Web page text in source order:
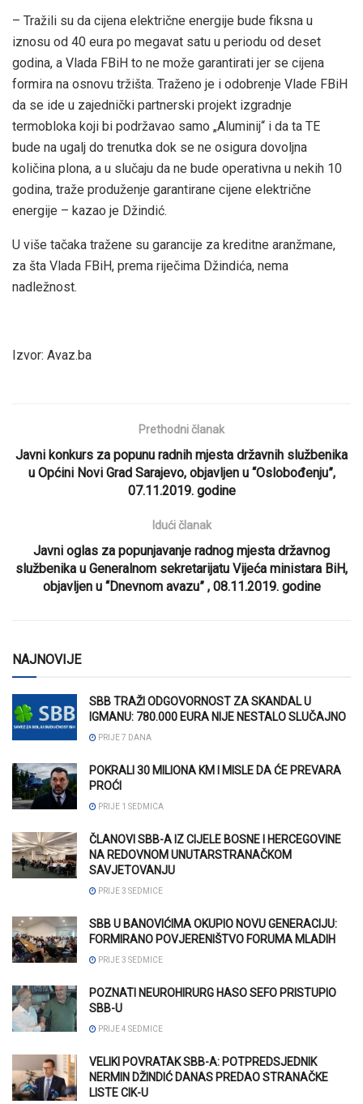
– Tražili su da cijena električne energije bude fiksna u
iznosu od 40 eura po megavat satu u periodu od deset
godina, a Vlada FBiH to ne može garantirati jer se cijena
formira na osnovu tržišta. Traženo je i odobrenje Vlade FBiH
da se ide u zajednički partnerski projekt izgradnje
termobloka koji bi podržavao samo „Aluminij“ i da ta TE
bude na ugalj do trenutka dok se ne osigura dovoljna
količina plona, a u slučaju da ne bude operativna u nekih 10
godina, traže produženje garantirane cijene električne
energije – kazao je Džindić.
U više tačaka tražene su garancije za kreditne aranžmane,
za šta Vlada FBiH, prema riječima Džindića, nema
nadležnost.
Izvor: Avaz.ba
Prethodni članak
Javni konkurs za popunu radnih mjesta državnih službenika
u Općini Novi Grad Sarajevo, objavljen u “Oslobođenju”,
07.11.2019. godine
Idući članak
Javni oglas za popunjavanje radnog mjesta državnog
službenika u Generalnom sekretarijatu Vijeća ministara BiH,
objavljen u “Dnevnom avazu” , 08.11.2019. godine
NAJNOVIJE
SBB TRAŽI ODGOVORNOST ZA SKANDAL U
IGMANU: 780.000 EURA NIJE NESTALO SLUČAJNO
PRIJE 7 DANA
POKRALI 30 MILIONA KM I MISLE DA ĆE PREVARA
PROĆI
PRIJE 1 SEDMICA
ČLANOVI SBB-A IZ CIJELE BOSNE I HERCEGOVINE
NA REDOVNOM UNUTARSTRANAČKOM
SAVJETOVANJU
PRIJE 3 SEDMICE
SBB U BANOVIĆIMA OKUPIO NOVU GENERACIJU:
FORMIRANO POVJERENIŠTVO FORUMA MLADIH
PRIJE 3 SEDMICE
POZNATI NEUROHIRURG HASO SEFO PRISTUPIO
SBB-U
PRIJE 4 SEDMICE
VELIKI POVRATAK SBB-A: POTPREDSJEDNIK
NERMIN DŽINDIĆ DANAS PREDAO STRANAČKE
LISTE CIK-U